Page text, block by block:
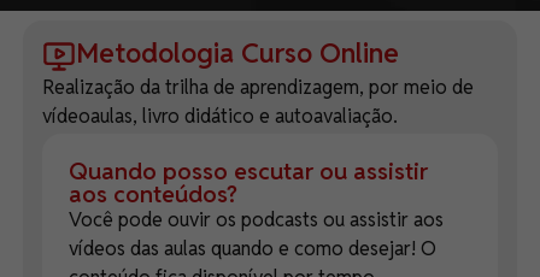
Metodologia Curso Online
Realização da trilha de aprendizagem, por meio de
vídeoaulas, livro didático e autoavaliação.
Quando posso escutar ou assistir
aos conteúdos?
Você pode ouvir os podcasts ou assistir aos
vídeos das aulas quando e como desejar! O